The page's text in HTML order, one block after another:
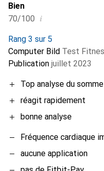
Bien
70/100 i
Rang 3 sur 5
Computer Bild Test
Publication juillet 2023
Top analyse du
réagit rapidement
bonne analyse
Fréquence cardiaque
aucune application